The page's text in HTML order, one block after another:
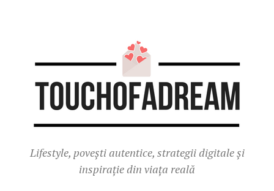
Lifestyle, povești autentice, strategii digitale și
inspirație din viața reală